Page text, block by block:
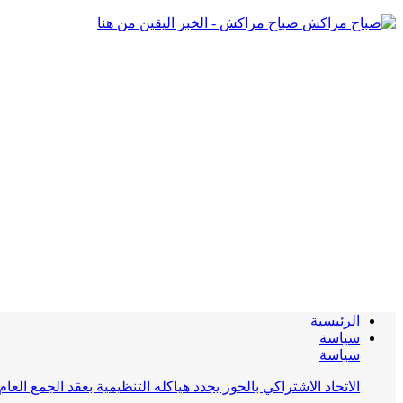
صباح مراكش - الخبر اليقين من هنا
الرئيسية
سياسة
سياسة
الاتحاد الاشتراكي بالحوز يجدد هياكله التنظيمية بعقد الجمع